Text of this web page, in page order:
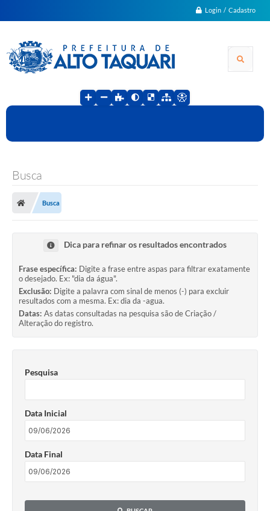
Login / Cadastro
Busca
Busca
Dica para refinar os resultados encontrados
Frase específica: Digite a frase entre aspas para filtrar exatamente
o desejado. Ex: "dia da água".
Exclusão: Digite a palavra com sinal de menos (-) para excluir
resultados com a mesma. Ex: dia da -agua.
Datas: As datas consultadas na pesquisa são de Criação /
Alteração do registro.
Pesquisa
Data Inicial
Data Final